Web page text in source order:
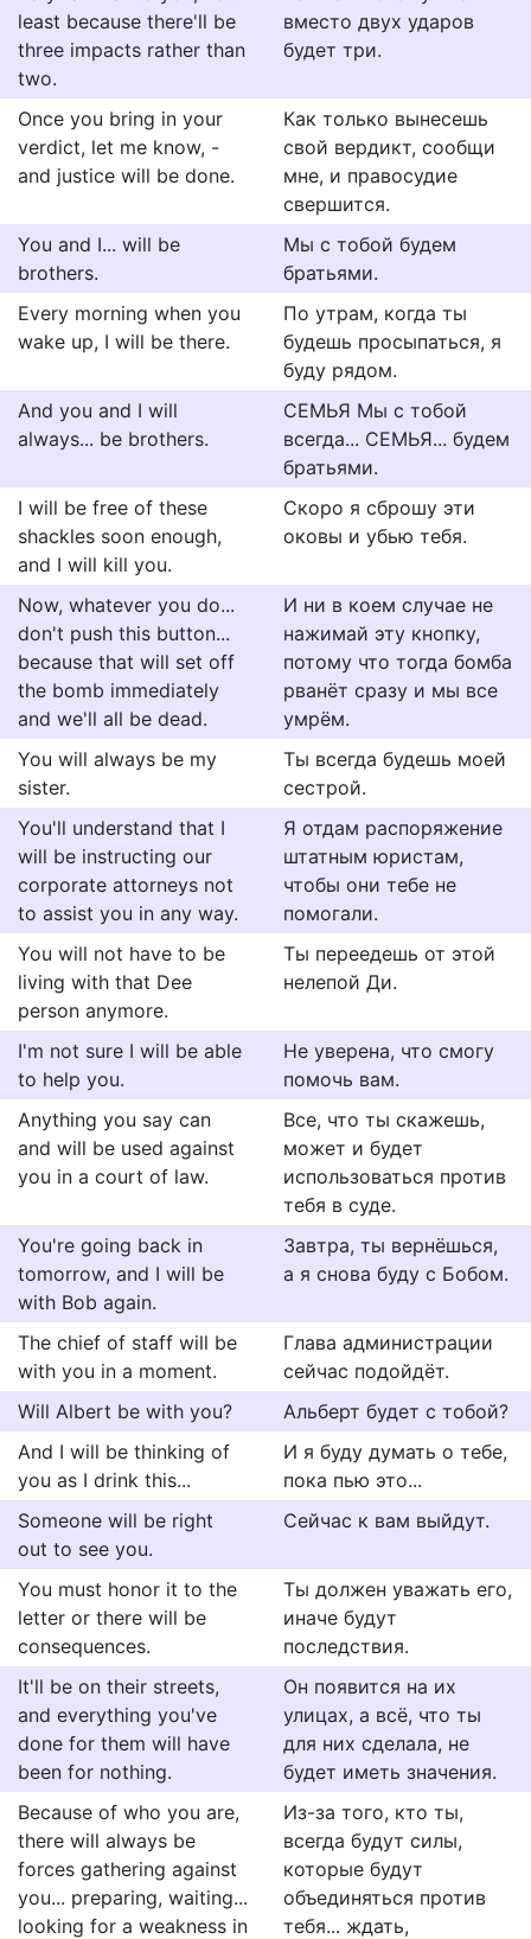
least because there'll be
three impacts rather than
two.
вместо двух ударов
будет три.
Once you bring in your
verdict, let me know, -
and justice will be done.
Как только вынесешь
свой вердикт, сообщи
мне, и правосудие
свершится.
You and I... will be
brothers.
Мы с тобой будем
братьями.
Every morning when you
wake up, I will be there.
По утрам, когда ты
будешь просыпаться, я
буду рядом.
And you and I will
always... be brothers.
СЕМЬЯ Мы с тобой
всегда... СЕМЬЯ... будем
братьями.
I will be free of these
shackles soon enough,
and I will kill you.
Скоро я сброшу эти
оковы и убью тебя.
Now, whatever you do...
don't push this button...
because that will set off
the bomb immediately
and we'll all be dead.
И ни в коем случае не
нажимай эту кнопку,
потому что тогда бомба
рванёт сразу и мы все
умрём.
You will always be my
sister.
Ты всегда будешь моей
сестрой.
You'll understand that I
will be instructing our
corporate attorneys not
to assist you in any way.
Я отдам распоряжение
штатным юристам,
чтобы они тебе не
помогали.
You will not have to be
living with that Dee
person anymore.
Ты переедешь от этой
нелепой Ди.
I'm not sure I will be able
to help you.
Не уверена, что смогу
помочь вам.
Anything you say can
and will be used against
you in a court of law.
Все, что ты скажешь,
может и будет
использоваться против
тебя в суде.
You're going back in
tomorrow, and I will be
with Bob again.
Завтра, ты вернёшься,
а я снова буду с Бобом.
The chief of staff will be
with you in a moment.
Глава администрации
сейчас подойдёт.
Will Albert be with you?
Альберт будет с тобой?
And I will be thinking of
you as I drink this...
И я буду думать о тебе,
пока пью это...
Someone will be right
out to see you.
Сейчас к вам выйдут.
You must honor it to the
letter or there will be
consequences.
Ты должен уважать его,
иначе будут
последствия.
It'll be on their streets,
and everything you've
done for them will have
been for nothing.
Он появится на их
улицах, а всё, что ты
для них сделала, не
будет иметь значения.
Because of who you are,
there will always be
forces gathering against
you... preparing, waiting...
looking for a weakness in
Из-за того, кто ты,
всегда будут силы,
которые будут
объединяться против
тебя... ждать,